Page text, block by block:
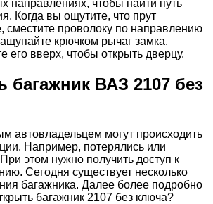
направлениях, чтобы найти путь
Когда вы ощутите, что прут
сместите проволоку по направлению
крючком рычаг замка.
его вверх, чтобы открыть дверцу.
багажник ВАЗ 2107 без
автовладельцем могут происходить
Например, потерялись или
этом нужно получить доступ к
Сегодня существует несколько
багажника. Далее более подробно
багажник 2107 без ключа?